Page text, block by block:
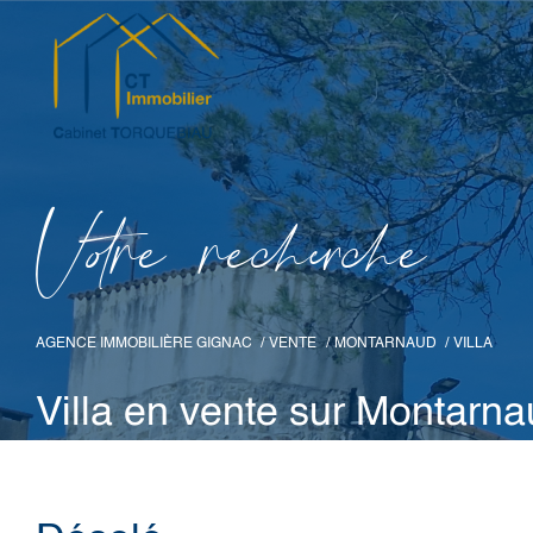
Vore recece
AGENCE IMMOBILIÈRE GIGNAC VENTE MONTARNAUD VILLA
Villa en vente sur